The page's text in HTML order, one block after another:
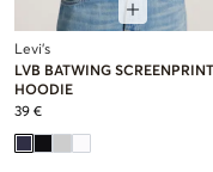
Levi's
LVB BATWING SCREENPRINT
HOODIE
39 €